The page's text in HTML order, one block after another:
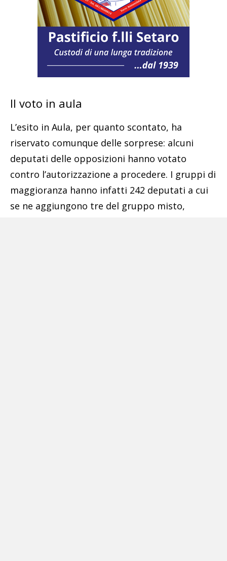
Il voto in aula
L’esito in Aula, per quanto scontato, ha
riservato comunque delle sorprese: alcuni
deputati delle opposizioni hanno votato
contro l’autorizzazione a procedere. I gruppi di
maggioranza hanno infatti 242 deputati a cui
se ne aggiungono tre del gruppo misto,